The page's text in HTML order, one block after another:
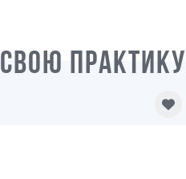
СВОЮ ПРАКТИКУ